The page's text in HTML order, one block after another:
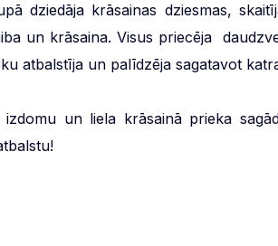
dziedāja krāsainas dziesmas,
un krāsaina. Visus priecēja
atbalstīja un palīdzēja sagatavot
izdomu un liela krāsainā prieka